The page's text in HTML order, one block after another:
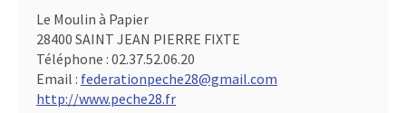
Le Moulin à Papier
28400 SAINT JEAN PIERRE FIXTE
Téléphone : 02.37.52.06.20
Email : federationpeche28@gmail.com
http://www.peche28.fr